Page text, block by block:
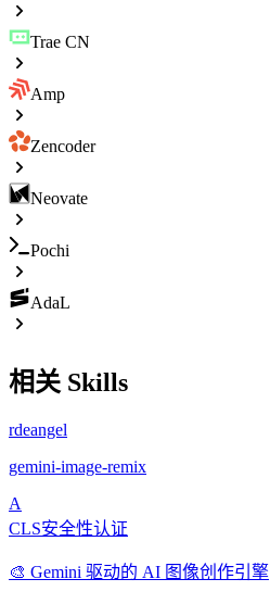
Trae CN
Amp
Zencoder
Neovate
Pochi
AdaL
相关 Skills
rdeangel
gemini-image-remix
A
CLS安全性认证
🎨 Gemini 驱动的 AI 图像创作引擎